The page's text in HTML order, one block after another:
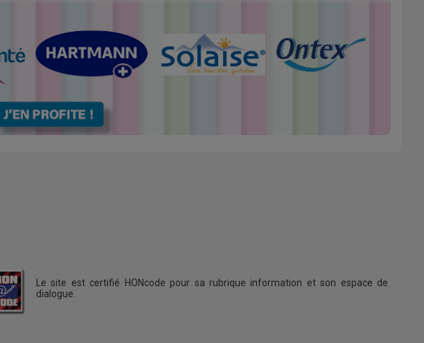
Le site est certifié HONcode pour sa rubrique information et son espace de
dialogue.